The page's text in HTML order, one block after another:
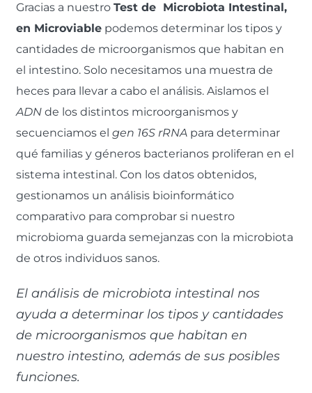
Gracias a nuestroTest de Microbiota Intestinal,
en Microviable podemos determinar los tipos y
cantidades de microorganismos que habitan en
el intestino. Solo necesitamos una muestra de
heces para llevar a cabo el análisis. Aislamos el
ADN de los distintos microorganismos y
secuenciamos elgen 16S rRNA para determinar
qué familias y géneros bacterianos proliferan en el
sistema intestinal. Con los datos obtenidos,
gestionamos un análisis bioinformático
comparativo para comprobar si nuestro
microbioma guarda semejanzas con la microbiota
de otros individuos sanos.
El análisis de microbiota intestinal nos
ayuda a determinar los tipos y cantidades
de microorganismos que habitan en
nuestro intestino, además de sus posibles
funciones.